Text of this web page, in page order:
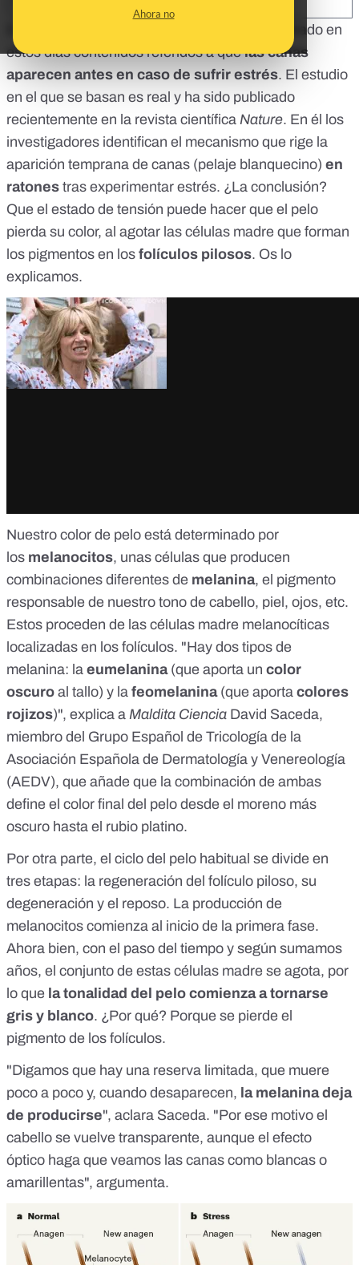
Ahora no
Diferentes medios de comunicación han mostrado en
estos días contenidos referidos a quelas canas
aparecen antes en caso de sufrir estrés. El estudio
en el que se basan es real y ha sido publicado
recientemente en la revista científica Nature. En él los
investigadores identifican el mecanismo que rige la
aparición temprana de canas (pelaje blanquecino) en
ratones tras experimentar estrés. ¿La conclusión?
Que el estado de tensión puede hacer que el pelo
pierda su color, al agotar las células madre que forman
los pigmentos en los folículos pilosos. Os lo
explicamos.
Nuestro color de pelo está determinado por
los melanocitos, unas células que producen
combinaciones diferentes de melanina, el pigmento
responsable de nuestro tono de cabello, piel, ojos, etc.
Estos proceden de las células madre melanocíticas
localizadas en los folículos. "Hay dos tipos de
melanina: la eumelanina (que aporta un color
oscuro al tallo) y la feomelanina (que aporta colores
rojizos)", explica a Maldita Ciencia David Saceda,
miembro del Grupo Español de Tricología de la
Asociación Española de Dermatología y Venereología
(AEDV), que añade que la combinación de ambas
define el color final del pelo desde el moreno más
oscuro hasta el rubio platino.
Por otra parte, el ciclo del pelo habitual se divide en
tres etapas: la regeneración del folículo piloso, su
degeneración y el reposo. La producción de
melanocitos comienza al inicio de la primera fase.
Ahora bien, con el paso del tiempo y según sumamos
años, el conjunto de estas células madre se agota, por
lo que la tonalidad del pelo comienza a tornarse
gris y blanco. ¿Por qué? Porque se pierde el
pigmento de los folículos.
"Digamos que hay una reserva limitada, que muere
poco a poco y, cuando desaparecen, la melanina deja
de producirse", aclara Saceda. "Por ese motivo el
cabello se vuelve transparente, aunque el efecto
óptico haga que veamos las canas como blancas o
amarillentas", argumenta.